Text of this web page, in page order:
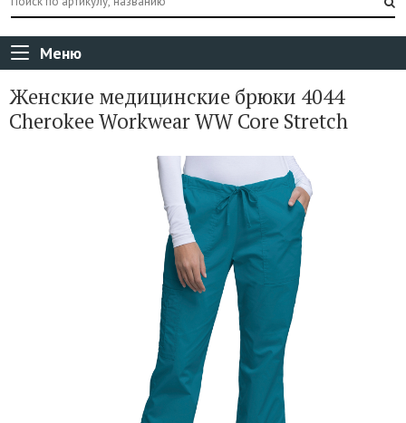
Меню
Женские медицинские брюки 4044
Cherokee Workwear WW Core Stretch